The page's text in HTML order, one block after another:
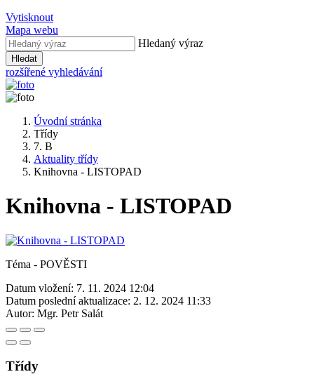
Vytisknout
Mapa webu
Hledaný výraz
Hledat
rozšířené vyhledávání
Úvodní stránka
Třídy
7. B
Aktuality třídy
Knihovna - LISTOPAD
Knihovna - LISTOPAD
Téma - POVĚSTI
Datum vložení: 7. 11. 2024 12:04
Datum poslední aktualizace: 2. 12. 2024 11:33
Autor: Mgr. Petr Salát
Třídy